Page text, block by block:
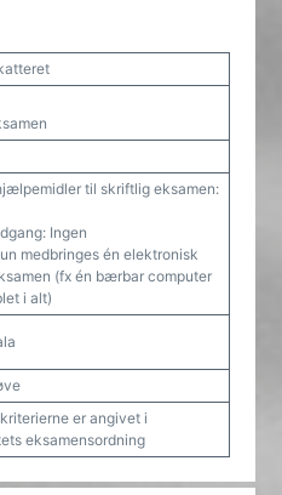
til skriftlig eksamen:
Ingen
medbringes én elektronisk
(fx én bærbar computer
i alt)
er angivet i
eksamensordning